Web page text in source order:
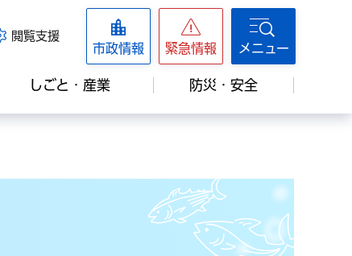
閲覧支援
市政情報 緊急情報 メニュー
しごと・産業 防災・安全